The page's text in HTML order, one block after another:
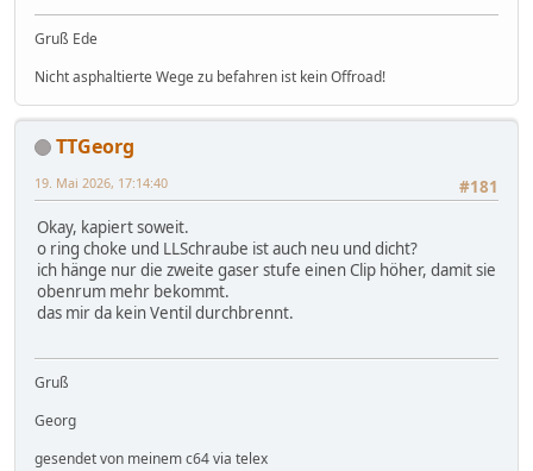
Gruß Ede
Nicht asphaltierte Wege zu befahren ist kein Offroad!
TTGeorg
#181
19. Mai 2026, 17:14:40
Okay, kapiert soweit.
o ring choke und LLSchraube ist auch neu und dicht?
ich hänge nur die zweite gaser stufe einen Clip höher, damit sie
obenrum mehr bekommt.
das mir da kein Ventil durchbrennt.
Gruß
Georg
gesendet von meinem c64 via telex